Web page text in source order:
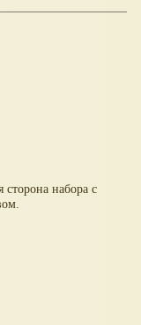
сторона набора с